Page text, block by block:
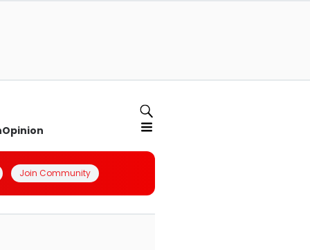
Opinion
Join Community